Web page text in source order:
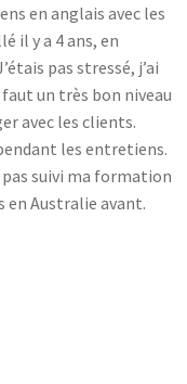
en anglais avec les
il y a 4 ans, en
pas stressé, j’ai
un très bon niveau
avec les clients.
les entretiens.
pas suivi ma formation
en Australie avant.